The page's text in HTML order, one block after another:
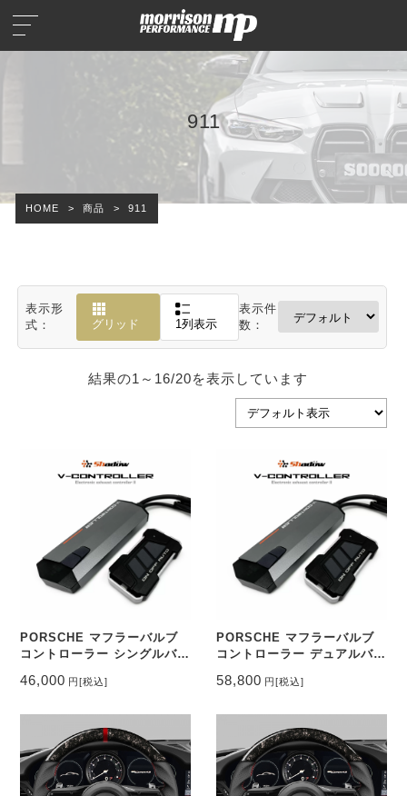
911
HOME > 商品 > 911
表示形
式：
グリッド 1列表示
表示件
数：
結果の1～16/20を表示しています
PORSCHE マフラーバルブ
コントローラー シングルバル
46,000 円[税込]
PORSCHE マフラーバルブ
コントローラー デュアルバル
58,800 円[税込]